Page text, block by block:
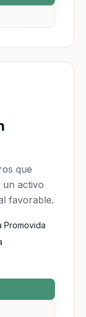
que
un activo
favorable.
Promovida